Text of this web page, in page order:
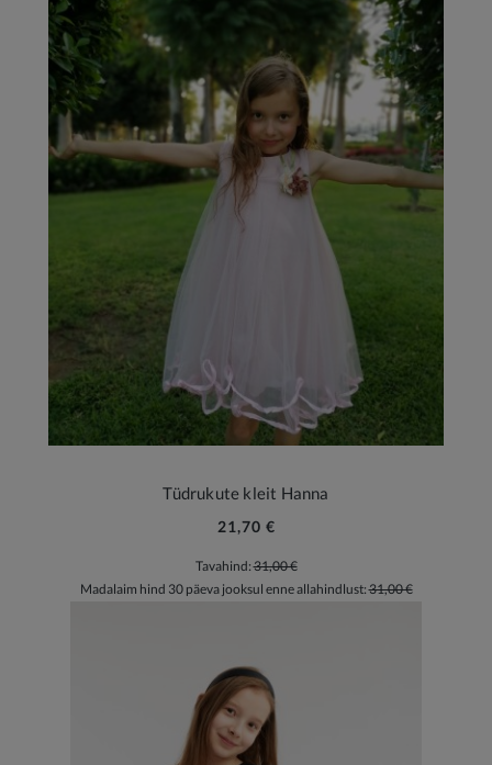
Tüdrukute kleit Hanna
21,70 €
Tavahind:31,00 €
Madalaim hind 30 päeva jooksul enne allahindlust:31,00 €